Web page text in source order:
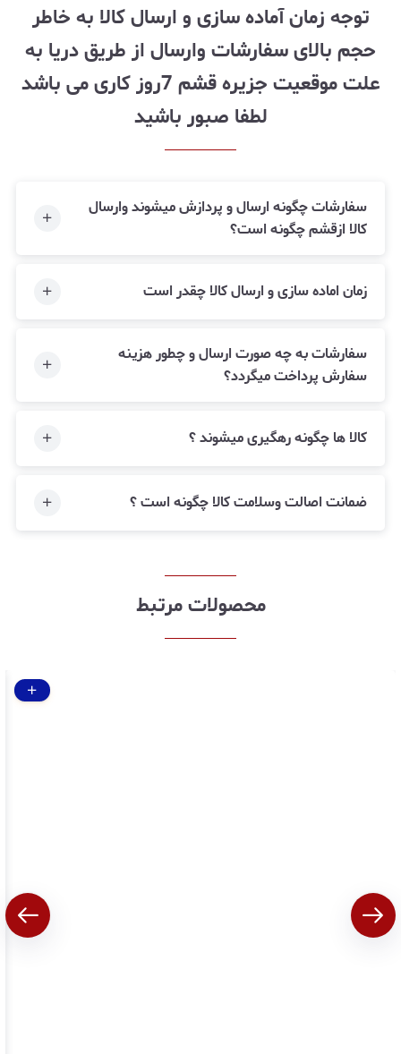
توجه زمان آماده سازی و ارسال کالا به خاطر
حجم بالای سفارشات وارسال از طریق دریا به
علت موقعیت جزیره قشم 7روز کاری می باشد
لطفا صبور باشید
سفارشات چگونه ارسال و پردازش میشوند وارسال
کالا ازقشم چگونه است؟
زمان اماده سازی و ارسال کالا چقدر است
سفارشات به چه صورت ارسال و چطور هزینه
سفارش پرداخت میگردد؟
کالا ها چگونه رهگیری میشوند ؟
ضمانت اصالت وسلامت کالا چگونه است ؟
محصولات مرتبط